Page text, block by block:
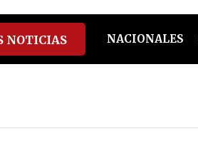
NOTICIAS NACIONALES